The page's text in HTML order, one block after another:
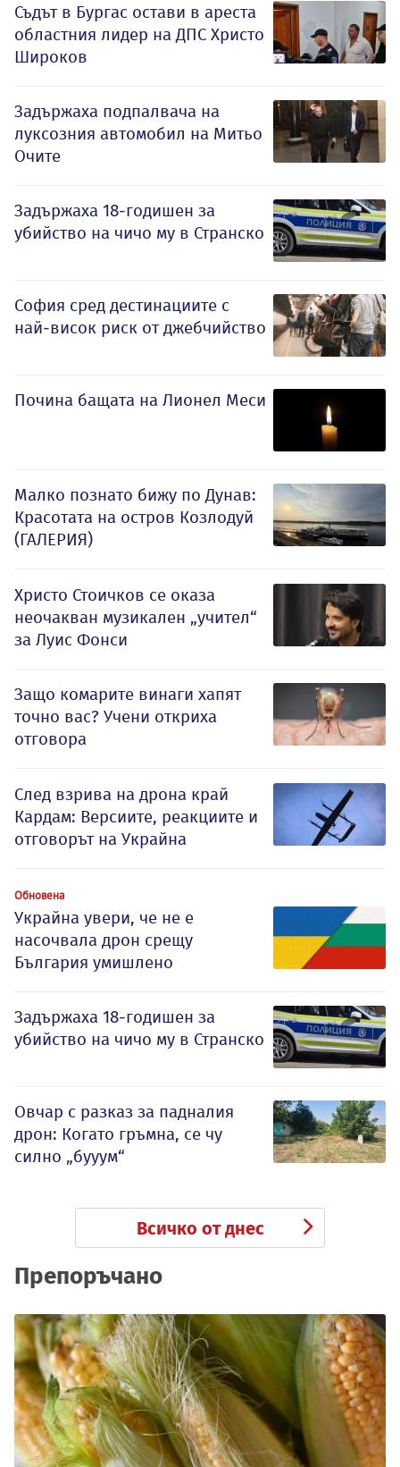
Съдът в Бургас остави в ареста
областния лидер на ДПС Христо
Широков
Задържаха подпалвача на
луксозния автомобил на Митьо
Очите
Задържаха 18-годишен за
убийство на чичо му в Странско
София сред дестинациите с
най-висок риск от джебчийство
Почина бащата на Лионел Меси
Малко познато бижу по Дунав:
Красотата на остров Козлодуй
(ГАЛЕРИЯ)
Христо Стоичков се оказа
неочакван музикален „учител“
за Луис Фонси
Защо комарите винаги хапят
точно вас? Учени откриха
отговора
След взрива на дрона край
Кардам: Версиите, реакциите и
отговорът на Украйна
Обновена
Украйна увери, че не е
насочвала дрон срещу
България умишлено
Задържаха 18-годишен за
убийство на чичо му в Странско
Овчар с разказ за падналия
дрон: Когато гръмна, се чу
силно „бууум“
Всичко от днес
Препоръчано